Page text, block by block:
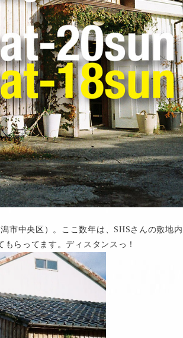
市中央区）。ここ数年は、SHSさんの敷地
もらってます。ディスタンスっ！